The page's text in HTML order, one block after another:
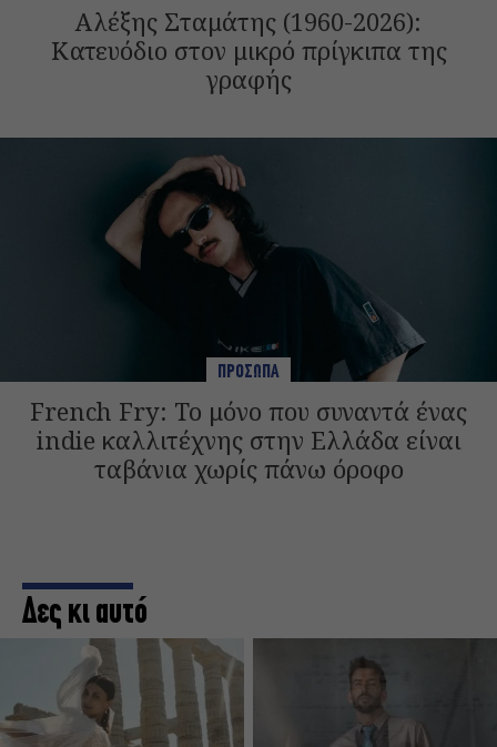
Αλέξης Σταμάτης (1960-2026):
Κατευόδιο στον μικρό πρίγκιπα της
γραφής
ΠΡΟΣΩΠΑ
French Fry: Το μόνο που συναντά ένας
indie καλλιτέχνης στην Ελλάδα είναι
ταβάνια χωρίς πάνω όροφο
Δες κι αυτό